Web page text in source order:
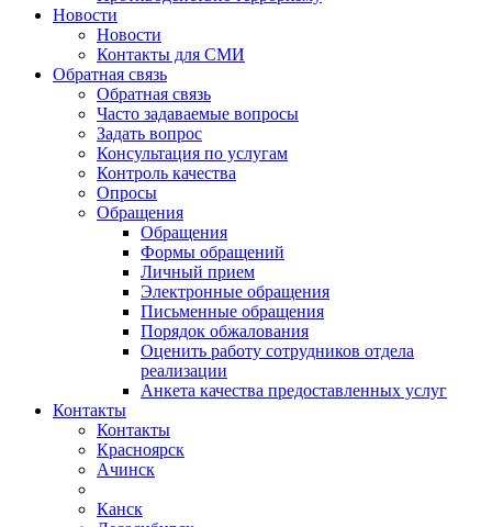
Новости
Новости
Контакты для СМИ
Обратная связь
Обратная связь
Часто задаваемые вопросы
Задать вопрос
Консультация по услугам
Контроль качества
Опросы
Обращения
Обращения
Формы обращений
Личный прием
Электронные обращения
Письменные обращения
Порядок обжалования
Оценить работу сотрудников отдела
реализации
Анкета качества предоставленных услуг
Контакты
Контакты
Красноярск
Ачинск
Канск